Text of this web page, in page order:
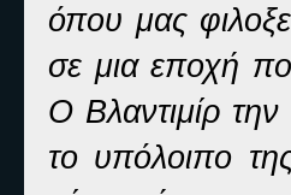
όπου μας
σε μια εποχή
Ο Βλαντιμίρ
το υπόλοιπο